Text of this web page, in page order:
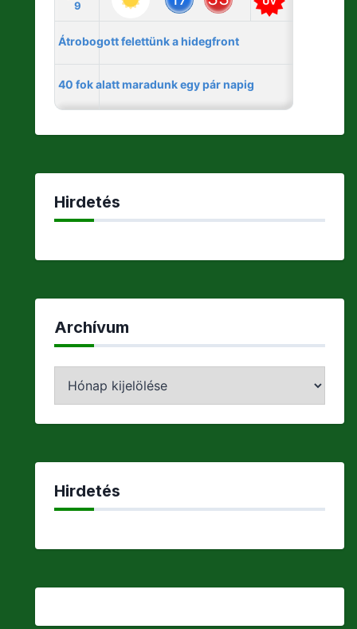
Hirdetés
Archívum
Hirdetés